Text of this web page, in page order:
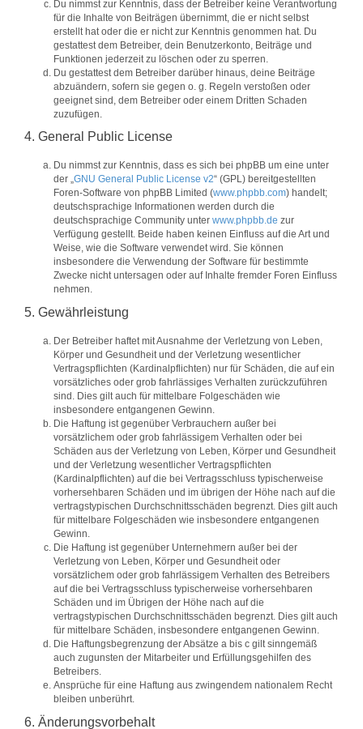
Du nimmst zur Kenntnis, dass der Betreiber keine Verantwortung
für die Inhalte von Beiträgen übernimmt, die er nicht selbst
erstellt hat oder die er nicht zur Kenntnis genommen hat. Du
gestattest dem Betreiber, dein Benutzerkonto, Beiträge und
Funktionen jederzeit zu löschen oder zu sperren.
Du gestattest dem Betreiber darüber hinaus, deine Beiträge
abzuändern, sofern sie gegen o. g. Regeln verstoßen oder
geeignet sind, dem Betreiber oder einem Dritten Schaden
zuzufügen.
4. General Public License
Du nimmst zur Kenntnis, dass es sich bei phpBB um eine unter
der „GNU General Public License v2“ (GPL) bereitgestellten
Foren-Software von phpBB Limited (www.phpbb.com) handelt;
deutschsprachige Informationen werden durch die
deutschsprachige Community unter www.phpbb.de zur
Verfügung gestellt. Beide haben keinen Einfluss auf die Art und
Weise, wie die Software verwendet wird. Sie können
insbesondere die Verwendung der Software für bestimmte
Zwecke nicht untersagen oder auf Inhalte fremder Foren Einfluss
nehmen.
5. Gewährleistung
Der Betreiber haftet mit Ausnahme der Verletzung von Leben,
Körper und Gesundheit und der Verletzung wesentlicher
Vertragspflichten (Kardinalpflichten) nur für Schäden, die auf ein
vorsätzliches oder grob fahrlässiges Verhalten zurückzuführen
sind. Dies gilt auch für mittelbare Folgeschäden wie
insbesondere entgangenen Gewinn.
Die Haftung ist gegenüber Verbrauchern außer bei
vorsätzlichem oder grob fahrlässigem Verhalten oder bei
Schäden aus der Verletzung von Leben, Körper und Gesundheit
und der Verletzung wesentlicher Vertragspflichten
(Kardinalpflichten) auf die bei Vertragsschluss typischerweise
vorhersehbaren Schäden und im übrigen der Höhe nach auf die
vertragstypischen Durchschnittsschäden begrenzt. Dies gilt auch
für mittelbare Folgeschäden wie insbesondere entgangenen
Gewinn.
Die Haftung ist gegenüber Unternehmern außer bei der
Verletzung von Leben, Körper und Gesundheit oder
vorsätzlichem oder grob fahrlässigem Verhalten des Betreibers
auf die bei Vertragsschluss typischerweise vorhersehbaren
Schäden und im Übrigen der Höhe nach auf die
vertragstypischen Durchschnittsschäden begrenzt. Dies gilt auch
für mittelbare Schäden, insbesondere entgangenen Gewinn.
Die Haftungsbegrenzung der Absätze a bis c gilt sinngemäß
auch zugunsten der Mitarbeiter und Erfüllungsgehilfen des
Betreibers.
Ansprüche für eine Haftung aus zwingendem nationalem Recht
bleiben unberührt.
6. Änderungsvorbehalt